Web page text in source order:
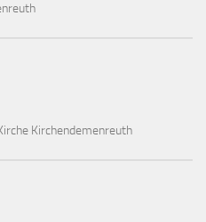
Kirchendemenreuth